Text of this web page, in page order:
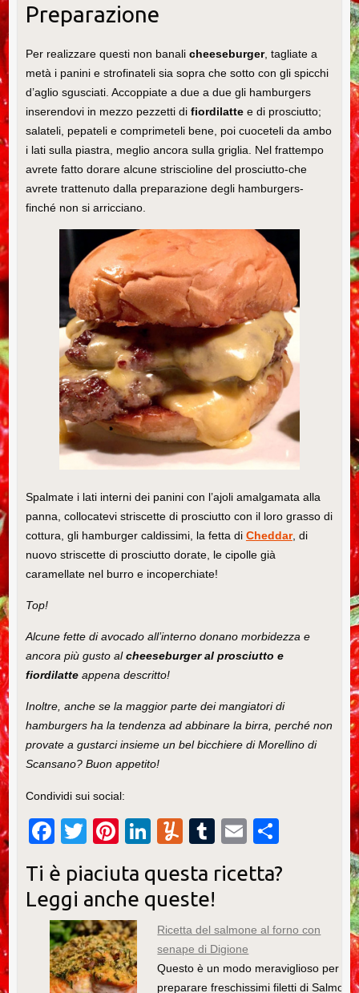
Preparazione
Per realizzare questi non banali cheeseburger, tagliate a
metà i panini e strofinateli sia sopra che sotto con gli spicchi
d’aglio sgusciati. Accoppiate a due a due gli hamburgers
inserendovi in mezzo pezzetti di fiordilattee di prosciutto;
salateli, pepateli e comprimeteli bene, poi cuoceteli da ambo
i lati sulla piastra, meglio ancora sulla griglia. Nel frattempo
avrete fatto dorare alcune striscioline del prosciutto-che
avrete trattenuto dalla preparazione degli hamburgers-
finché non si arricciano.
Spalmate i lati interni dei panini con l’ajoli amalgamata alla
panna, collocatevi striscette di prosciutto con il loro grasso di
cottura, gli hamburger caldissimi, la fetta di Cheddar, di
nuovo striscette di prosciutto dorate, le cipolle già
caramellate nel burro e incoperchiate!
Top!
Alcune fette di avocado all’interno donano morbidezza e
ancora più gusto alcheeseburger al prosciutto e
fiordilatteappena descritto!
Inoltre, anche se la maggior parte dei mangiatori di
hamburgers ha la tendenza ad abbinare la birra, perché non
provate a gustarci insieme un bel bicchiere di Morellino di
Scansano? Buon appetito!
Condividi sui social:
F
a
c
e
b
o
o
T
tt
er
Pi
er
e
st
Li
k
e
dI
n
Y
m
m
ly
T
m
r
E
ail n
vi
di
Ti è piaciuta questa ricetta?
Leggi anche queste!
Ricetta del salmone al forno con
senape di Digione
Questo è un modo meraviglioso per
preparare freschissimi filetti di Salmone